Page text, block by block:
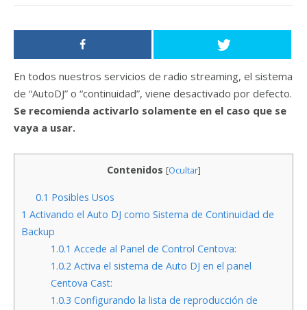
En todos nuestros servicios de radio streaming, el sistema
de “AutoDJ” o “continuidad”, viene desactivado por defecto.
Se recomienda activarlo solamente en el caso que se
vaya a usar.
Contenidos [Ocultar]
0.1 Posibles Usos
1 Activando el Auto DJ como Sistema de Continuidad de
Backup
1.0.1 Accede al Panel de Control Centova:
1.0.2Activa el sistema de Auto DJ en el panel
Centova Cast:
1.0.3 Configurando la lista de reproducción de